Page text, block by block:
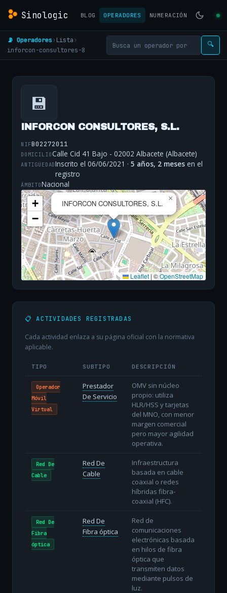
Sinologic BLOG OPERADORES NUMERACIÓN
📡 Operadores› Lista›
inforcon-consultores-8
🔍
💾
INFORCON CONSULTORES, S.L.
NIFB02272011
DOMICILIOCalle Cid 41 Bajo - 02002 Albacete (Albacete)
ANTIGÜEDADInscrito el 06/06/2021 ·5 años, 2 meses en el
registro
ÁMBITONacional
INFORCON CONSULTORES, S.L.
×
+
−
Leaflet | ©OpenStreetMap
📋 ACTIVIDADES REGISTRADAS
Cada actividad enlaza a su página oficial con la normativa
aplicable.
TIPO SUBTIPO DESCRIPCIÓN
Operador
Móvil
Virtual
Prestador
De Servicio
OMV sin núcleo
propio: utiliza
HLR/HSS y tarjetas
del MNO, con menor
margen comercial
pero mayor agilidad
operativa.
Red De
Cable
Red De
Cable
Infraestructura
basada en cable
coaxial o redes
híbridas fibra-
coaxial (HFC).
Red De
Fibra
óptica
Red De
Fibra óptica
Red de
comunicaciones
electrónicas basada
en hilos de fibra
óptica que
transmiten datos
mediante pulsos de
luz.